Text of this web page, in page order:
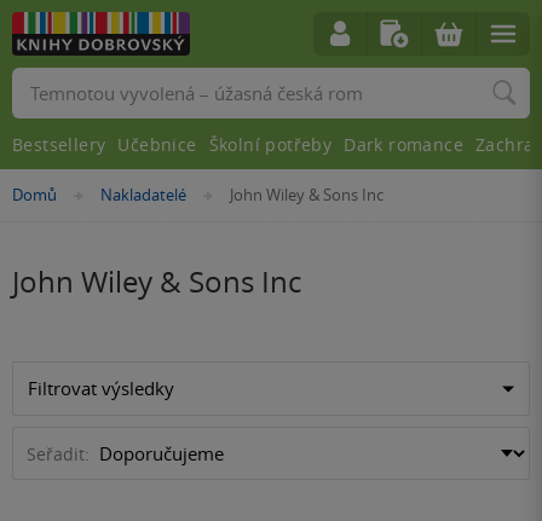
Nacházíte
Domů »
Nakladatelé »John Wiley & Sons Inc
John Wiley & Sons Inc
Filtrovat výsledky
Seřadit:
Vyhledávání
Bestsellery Učebnice Školní potřeby Dark romance